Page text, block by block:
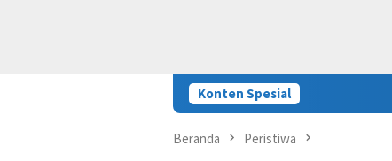
Konten Spesial
Beranda Peristiwa